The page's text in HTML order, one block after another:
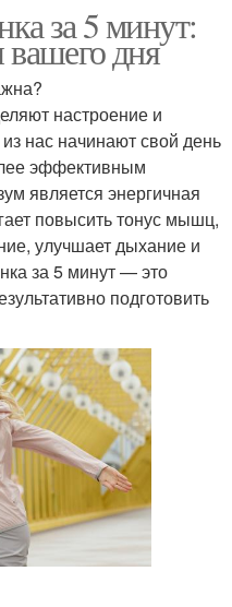
за 5 минут:
дня
настроение и
нас начинают свой день
эффективным
является энергичная
повысить тонус мышц,
улучшает дыхание и
за 5 минут — это
подготовить